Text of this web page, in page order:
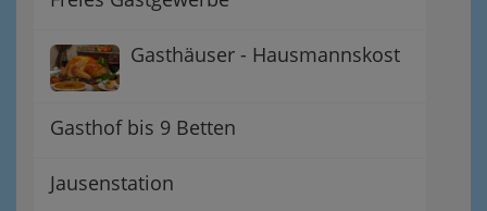
Gasthäuser - Hausmannskost
Gasthof bis 9 Betten
Jausenstation